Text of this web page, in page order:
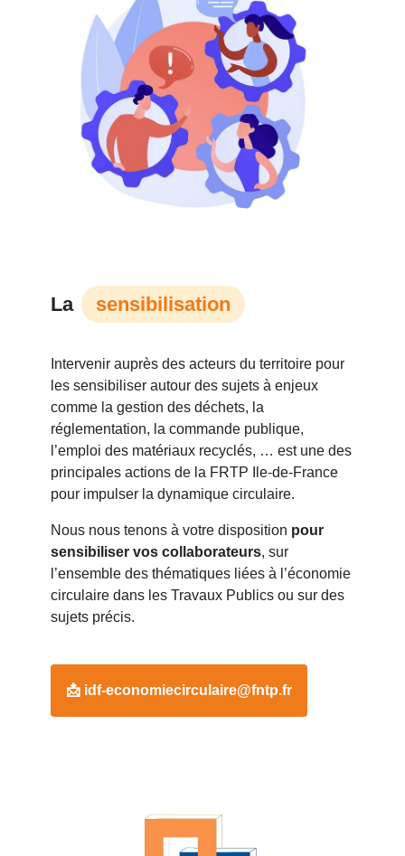
La sensibilisation
Intervenir auprès des acteurs du territoire pour
les sensibiliser autour des sujets à enjeux
comme la gestion des déchets, la
réglementation, la commande publique,
l’emploi des matériaux recyclés, … est une des
principales actions de la FRTP Ile-de-France
pour impulser la dynamique circulaire.
Nous nous tenons à votre disposition pour
sensibiliser vos collaborateurs, sur
l’ensemble des thématiques liées à l’économie
circulaire dans les Travaux Publics ou sur des
sujets précis.
📩 idf-economiecirculaire@fntp.fr